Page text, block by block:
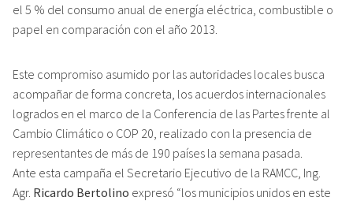
el 5 % del consumo anual de energía eléctrica, combustible o
papel en comparación con el año 2013.
Este compromiso asumido por las autoridades locales busca
acompañar de forma concreta, los acuerdos internacionales
logrados en el marco de la Conferencia de las Partes frente al
Cambio Climático o COP 20, realizado con la presencia de
representantes de más de 190 países la semana pasada.
Ante esta campaña el Secretario Ejecutivo de la RAMCC, Ing.
Agr. Ricardo Bertolino expresó “los municipios unidos en este